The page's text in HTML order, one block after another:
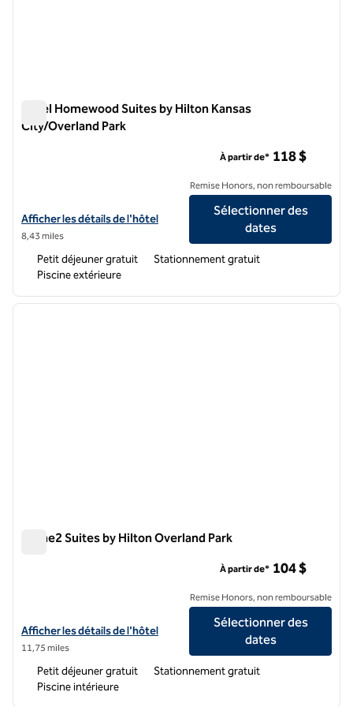
Hôtel Homewood Suites by Hilton Kansas
City/Overland Park
Afficher les détails de l'hôtel Homewood Suites by Hilton Kansas
Afficher les détails de l'hôtel
8,43 miles
À partir de* 118 $
Remise Honors, non remboursable
Sélectionner des
dates
Petit déjeuner gratuit
Stationnement gratuit
Piscine extérieure
1 sur 12
Home2 Suites by Hilton Overland Park
Afficher les détails de l'hôtel Home2 Suites by Hilton Overland Park
Afficher les détails de l'hôtel
11,75 miles
À partir de* 104 $
Remise Honors, non remboursable
Sélectionner des
dates
Petit déjeuner gratuit
Stationnement gratuit
Piscine intérieure